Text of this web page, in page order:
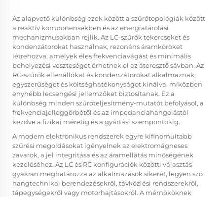
Az alapvető különbség ezek között a szűrőtopológiák között
a reaktív komponensekben és az energiatárolási
mechanizmusokban rejlik. Az LC-szűrők tekercseket és
kondenzátorokat használnak, rezonáns áramköröket
létrehozva, amelyek éles frekvenciavágást és minimális
behelyezési veszteséget érhetnek el az áteresztő sávban. Az
RC-szűrők ellenállókat és kondenzátorokat alkalmaznak,
egyszerűséget és költséghatékonyságot kínálva, miközben
enyhébb lecsengési jellemzőket biztosítanak. Ez a
különbség minden szűrőteljesítmény-mutatót befolyásol, a
frekvenciajelleggörbétől és az impedanciahangolástól
kezdve a fizikai méretig és a gyártási szempontokig.
A modern elektronikus rendszerek egyre kifinomultabb
szűrési megoldásokat igényelnek az elektromágneses
zavarok, a jel integritása és az áramellátás minőségének
kezeléséhez. Az LC és RC konfigurációk közötti választás
gyakran meghatározza az alkalmazások sikerét, legyen szó
hangtechnikai berendezésekről, távközlési rendszerekről,
tápegységekről vagy motorhajtásokról. A mérnököknek